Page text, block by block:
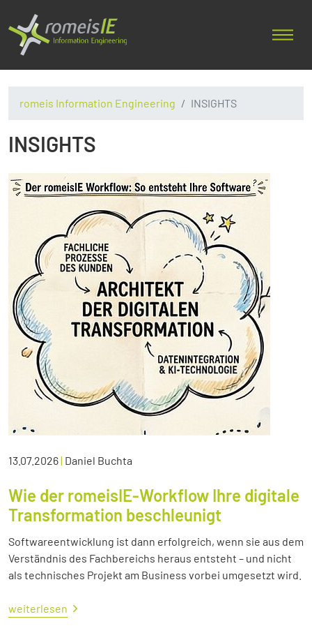
romeis Information Engineering INSIGHTS
INSIGHTS
13.07.2026| Daniel Buchta
Wie der romeisIE-Workflow Ihre digitale
Transformation beschleunigt
Softwareentwicklung ist dann erfolgreich, wenn sie aus dem
Verständnis des Fachbereichs heraus entsteht – und nicht
als technisches Projekt am Business vorbei umgesetzt wird.
weiterlesen